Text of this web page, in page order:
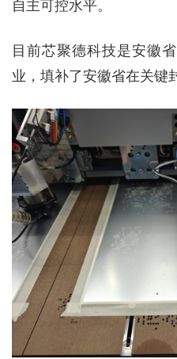
自主可控水平。
目前芯聚德科技是安徽
业，填补了安徽省在关键